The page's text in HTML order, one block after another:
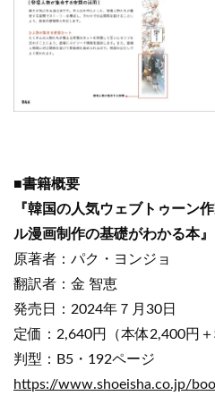
■書籍概要
『韓国の人気ウェブトゥーン
ル漫画制作の基礎がわかる本』
原著者：パク・ヨンジョ
翻訳者：金 智恵
発売日：2024年７月30日
定価：2,640円（本体2,400円＋
判型：B5・192ページ
https://www.shoeisha.co.jp/